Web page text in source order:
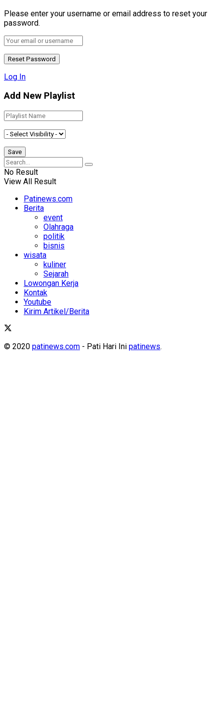
Please enter your username or email address to reset your
password.
Log In
Add New Playlist
No Result
View All Result
Patinews.com
Berita
event
Olahraga
politik
bisnis
wisata
kuliner
Sejarah
Lowongan Kerja
Kontak
Youtube
Kirim Artikel/Berita
© 2020 patinews.com - Pati Hari Ini patinews.